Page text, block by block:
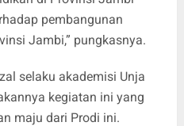
pembangunan
Jambi,” pungkasnya.
selaku akademisi Unja
kegiatan ini yang
maju dari Prodi ini.